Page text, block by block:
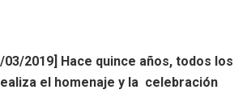
03/2019] Hace quince años, todos los
el homenaje y la celebración